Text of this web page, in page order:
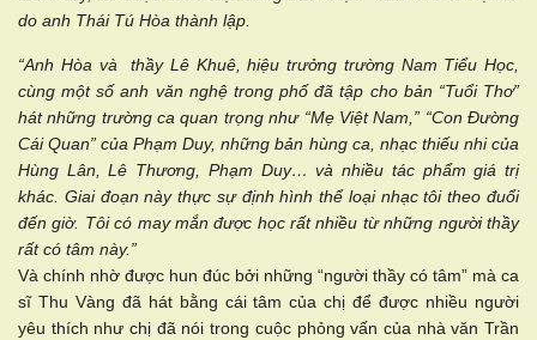
do anh Thái Tú Hòa thành lập.
“Anh Hòa và thầy Lê Khuê, hiệu trưởng trường Nam Tiểu Học,
cùng một số anh văn nghệ trong phố đã tập cho bản “Tuổi Thơ”
hát những trường ca quan trọng như “Mẹ Việt Nam,” “Con Đường
Cái Quan” của Phạm Duy, những bản hùng ca, nhạc thiếu nhi của
Hùng Lân, Lê Thương, Phạm Duy… và nhiều tác phẩm giá trị
khác. Giai đoạn này thực sự định hình thể loại nhạc tôi theo đuổi
đến giờ. Tôi có may mắn được học rất nhiều từ những người thầy
rất có tâm này.”
Và chính nhờ được hun đúc bởi những “người thầy có tâm” mà ca
sĩ Thu Vàng đã hát bằng cái tâm của chị để được nhiều người
yêu thích như chị đã nói trong cuộc phỏng vấn của nhà văn Trần